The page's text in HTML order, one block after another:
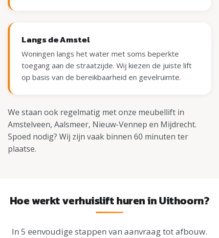
Langs de Amstel
Woningen langs het water met soms beperkte
toegang aan de straatzijde. Wij kiezen de juiste lift
op basis van de bereikbaarheid en gevelruimte.
We staan ook regelmatig met onze meubellift in
Amstelveen, Aalsmeer, Nieuw-Vennep en Mijdrecht.
Spoed nodig? Wij zijn vaak binnen 60 minuten ter
plaatse.
Hoe werkt verhuislift huren in Uithoorn?
In 5 eenvoudige stappen van aanvraag tot afbouw.